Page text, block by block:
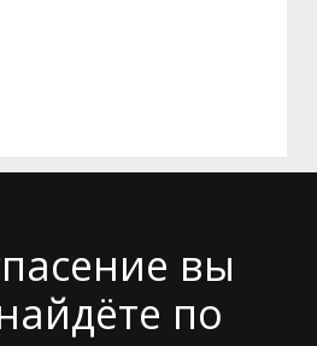
вы
по